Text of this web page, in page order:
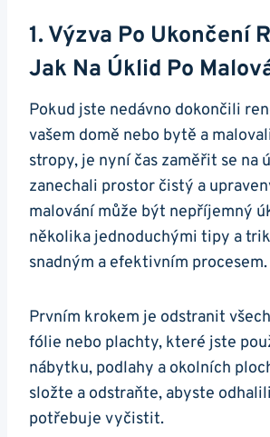
1. Výzva Po Ukončení
Jak Na Úklid Po
Pokud jste nedávno dokončili
vašem domě nebo bytě a
stropy, je nyní čas zaměřit se na
zanechali prostor čistý a
malování může být nepříjemný
několika jednoduchými tipy a
snadným a efektivním procesem.
Prvním krokem je odstranit
fólie nebo plachty, které jste
nábytku, podlahy a okolních
složte a odstraňte, abyste
potřebuje vyčistit.